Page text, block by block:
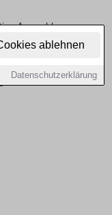
ablehnen
Datenschutzerklärung
Auswahl an
bis hin zu
lassen sich
zu finden.